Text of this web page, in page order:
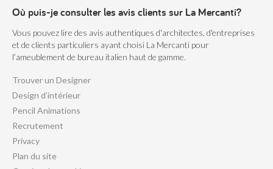
Où puis-je consulter les avis clients sur La Mercanti?
Vous pouvez lire des avis authentiques d'architectes, d'entreprises
et de clients particuliers ayant choisi La Mercanti pour
l’ameublement de bureau italien haut de gamme.
Trouver un Designer
Design d’intérieur
Pencil Animations
Recrutement
Privacy
Plan du site